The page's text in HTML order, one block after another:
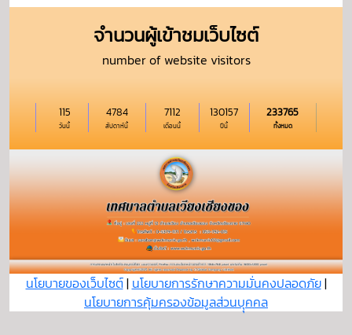
จำนวนผู้เข้าชมเว็บไซต์
number of website visitors
วันนี้
115
สัปดาห์นี้
4784
เดือนนี้
7112
ปีนี้
130157
ทั้งหมด
233765
นโยบายของเว็บไซต์| นโยบายการรักษาความมั่นคงปลอดภัย|
นโยบายการคุ้มครองข้อมูลส่วนบุุคคล